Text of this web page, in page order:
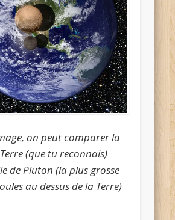
on peut comparer la
(que tu reconnais)
de Pluton (la plus grosse
au dessus de la Terre)